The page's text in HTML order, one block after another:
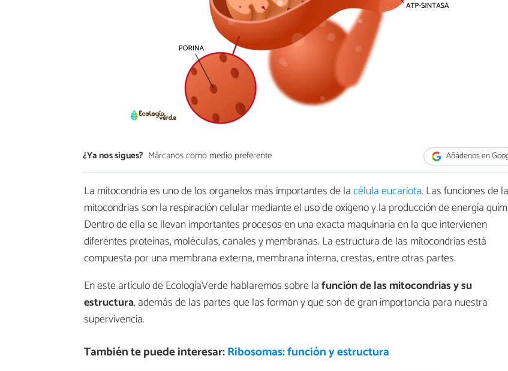
¿Ya nos sigues? Márcanos como medio preferente Añádenos en
La mitocondria es uno de los organelos más importantes de lacélula eucariota. Las funciones de
mitocondrias son la respiración celular mediante el uso de oxígeno y la producción de energía
Dentro de ella se llevan importantes procesos en una exacta maquinaria en la que intervienen
diferentes proteínas, moléculas, canales y membranas. La estructura de las mitocondrias está
compuesta por una membrana externa, membrana interna, crestas, entre otras partes.
En este artículo de EcologíaVerde hablaremos sobre lafunción de las mitocondrias y su
estructura, además de las partes que las forman y que son de gran importancia para nuestra
supervivencia.
También te puede interesar:Ribosomas: función y estructura